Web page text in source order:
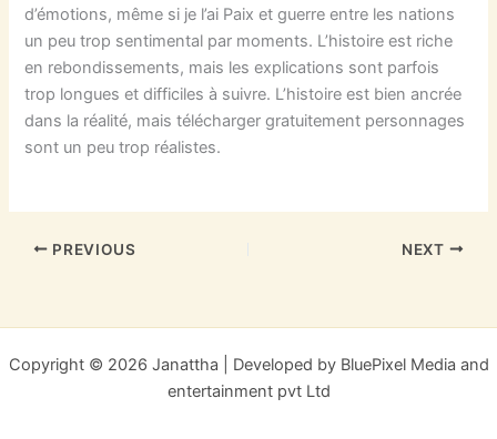
d’émotions, même si je l’ai Paix et guerre entre les nations
un peu trop sentimental par moments. L’histoire est riche
en rebondissements, mais les explications sont parfois
trop longues et difficiles à suivre. L’histoire est bien ancrée
dans la réalité, mais télécharger gratuitement personnages
sont un peu trop réalistes.
PREVIOUS NEXT
Copyright © 2026 Janattha | Developed by BluePixel Media and
entertainment pvt Ltd